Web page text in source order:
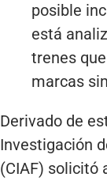
posible
está
trenes
marcas
Derivado de
Investigación
(CIAF) solicitó